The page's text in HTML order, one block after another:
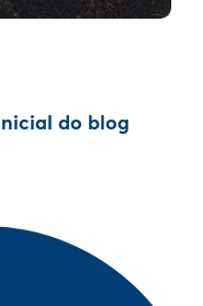
do blog